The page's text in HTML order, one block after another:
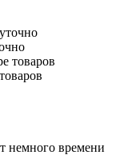
немного времени